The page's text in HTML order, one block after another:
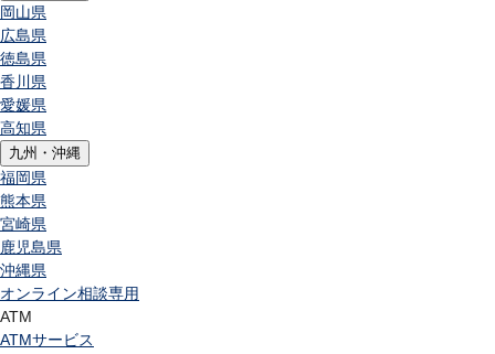
岡山県
広島県
徳島県
香川県
愛媛県
高知県
九州・沖縄
福岡県
熊本県
宮崎県
鹿児島県
沖縄県
オンライン相談専用
ATM
ATMサービス